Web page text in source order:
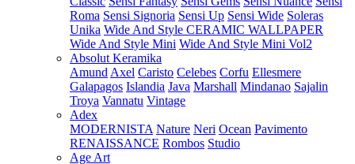
Roma Sensi Signoria Sensi Up Sensi Wide Soleras
Unika Wide And Style CERAMIC WALLPAPER
Wide And Style Mini Wide And Style Mini Vol2
Absolut Keramika
Amund Axel Caristo Celebes Corfu Ellesmere
Galapagos Islandia Java Marshall Mindanao Sajalin
Troya Vannatu Vintage
Adex
MODERNISTA Nature Neri Ocean Pavimento
RENAISSANCE Rombos Studio
Age Art